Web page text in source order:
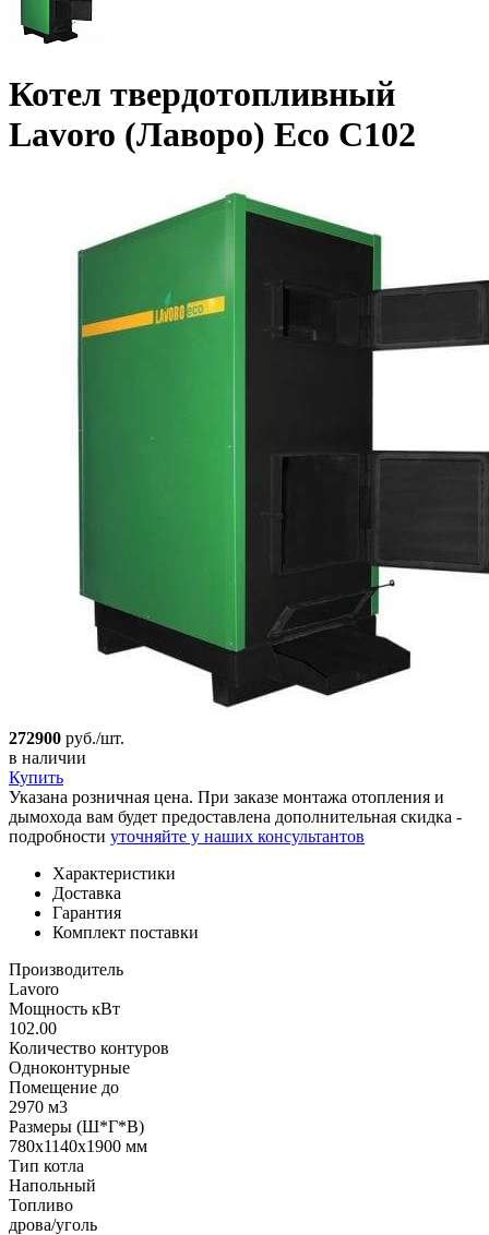
Котел твердотопливный
Lavoro (Лаворо) Eco С102
272900 руб./шт.
в наличии
Купить
Указана розничная цена. При заказе монтажа отопления и
дымохода вам будет предоставлена дополнительная скидка -
подробности уточняйте у наших консультантов
Характеристики
Доставка
Гарантия
Комплект поставки
Производитель
Lavoro
Мощность кВт
102.00
Количество контуров
Одноконтурные
Помещение до
2970 м3
Размеры (Ш*Г*В)
780х1140х1900 мм
Тип котла
Напольный
Топливо
дрова/уголь